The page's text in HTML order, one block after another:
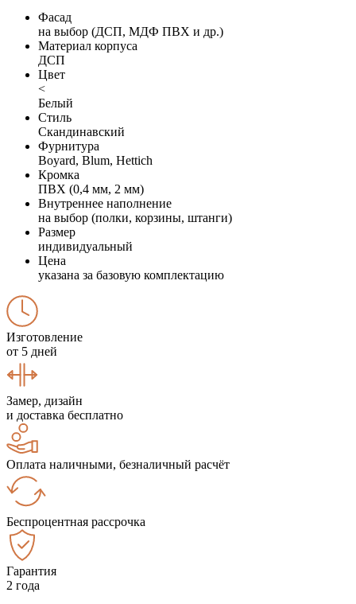
Фасад
на выбор (ДСП, МДФ ПВХ и др.)
Материал корпуса
ДСП
Цвет
<
Белый
Стиль
Скандинавский
Фурнитура
Boyard, Blum, Hettich
Кромка
ПВХ (0,4 мм, 2 мм)
Внутреннее наполнение
на выбор (полки, корзины, штанги)
Размер
индивидуальный
Цена
указана за базовую комплектацию
Изготовление
от 5 дней
Замер, дизайн
и доставка бесплатно
Оплата наличными, безналичный расчёт
Беспроцентная рассрочка
Гарантия
2 года